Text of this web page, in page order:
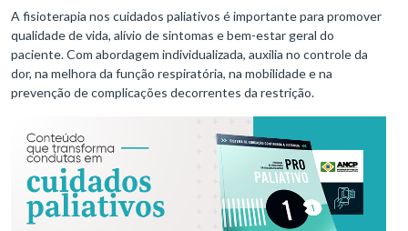
A fisioterapia nos cuidados paliativos é importante para promover
qualidade de vida, alívio de sintomas e bem-estar geral do
paciente. Com abordagem individualizada, auxilia no controle da
dor, na melhora da função respiratória, na mobilidade e na
prevenção de complicações decorrentes da restrição.